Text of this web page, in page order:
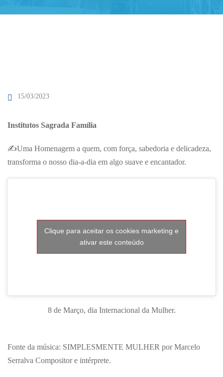
15/03/2023
Institutos Sagrada Família
✍Uma Homenagem a quem, com força, sabedoria e delicadeza,
transforma o nosso dia-a-dia em algo suave e encantador.
Clique para aceitar os cookies marketing e
ativar este conteúdo
8 de Março, dia Internacional da Mulher.
Fonte da música: SIMPLESMENTE MULHER por Marcelo
Serralva Compositor e intérprete.